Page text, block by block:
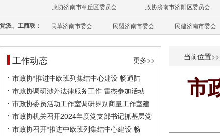
政协济南市章丘区委员会
政协济南市济阳区委员会
党派、工商联： 民革济南市委会 民盟济南市委会 民建济南市委会
工作动态
更多>>
市政协“推进中欧班列集结中心建设 畅通陆
市政协调研涉外法律服务工作 雷杰参加活动
市政协委员活动工作室调研界别商量工作室建
市政协机关召开2024年度党支部书记抓基层党
市政协召开“推进中欧班列集结中心建设 畅
当前位置>>
市